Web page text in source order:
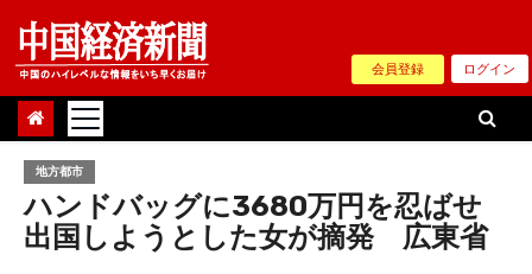
Skip
content
会員登録 ログイン
地方都市
ハンドバッグに3680万円を忍ばせ
出国しようとした女が摘発 広東省